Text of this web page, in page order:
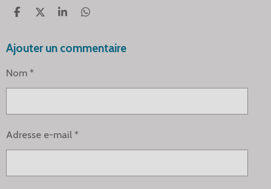
P
T
E
R
P
T
R
P
T
R
P
T
R
Ajouter un commentaire
Nom *
Adresse e-mail *